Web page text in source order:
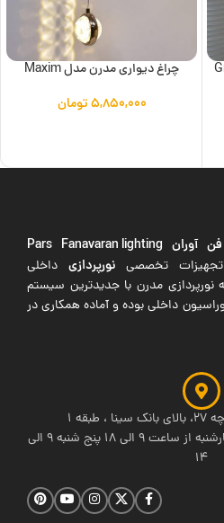
چراغ دیواری مدرن مدل Maxim
۵,۸۵۰,۰۰۰تومان
آوران Pars Fanavaran lighting
تخصصی نورپردازی داخلی
نورپردازی مدرن با جدیدترین سیستم
داخلی بوده و آماده همکاری در
1
ساعت کاری شیراز: شنبه تا چهارشنبه از ساعت 9 الی 18 پنج شنبه 9 الی
14